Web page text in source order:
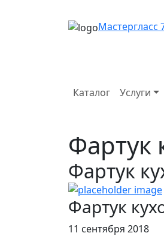
Мастергласс
Каталог Услуги
Фартук
Фартук
Фартук
11 сентября 2018